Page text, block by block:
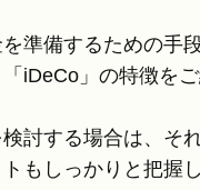
準備するための手
iDeCo」の特徴を
討する場合は、そ
もしっかりと把握